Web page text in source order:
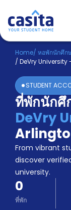
Home TH
เข้าสู่
ระบบ
Booking
About
us
Blog
Refer
And
Earn
Become
A
Partner
Help
Home/ หอพักนักศึก
/ DeVry
STUDENT
ที่พักนักศึ
DeVry
From vibrant
discover
university.
0
ที่พัก